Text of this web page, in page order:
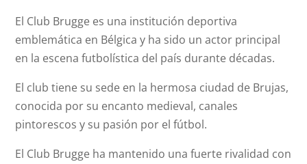
El Club Brugge es una institución deportiva
emblemática en Bélgica y ha sido un actor principal
en la escena futbolística del país durante décadas.
El club tiene su sede en la hermosa ciudad de Brujas,
conocida por su encanto medieval, canales
pintorescos y su pasión por el fútbol.
El Club Brugge ha mantenido una fuerte rivalidad con